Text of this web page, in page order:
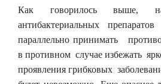
Как говорилось выше,
антибактериальных препаратов
параллельно принимать
в противном случае избежать
проявления грибковых